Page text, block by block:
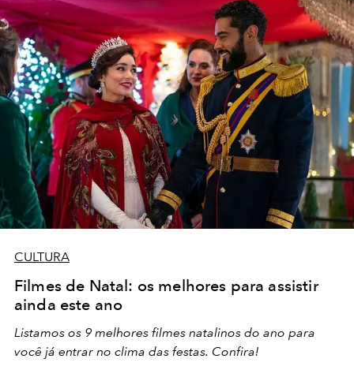
CULTURA
Filmes de Natal: os melhores para assistir
ainda este ano
Listamos os 9 melhores filmes natalinos do ano para
você já entrar no clima das festas. Confira!